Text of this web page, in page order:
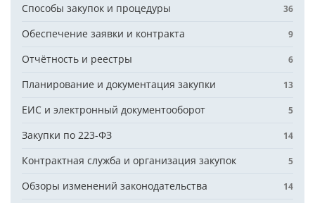
Способы закупок и процедуры 36
Обеспечение заявки и контракта 9
Отчётность и реестры 6
Планирование и документация закупки 13
ЕИС и электронный документооборот 5
Закупки по 223-ФЗ 14
Контрактная служба и организация закупок 5
Обзоры изменений законодательства 14